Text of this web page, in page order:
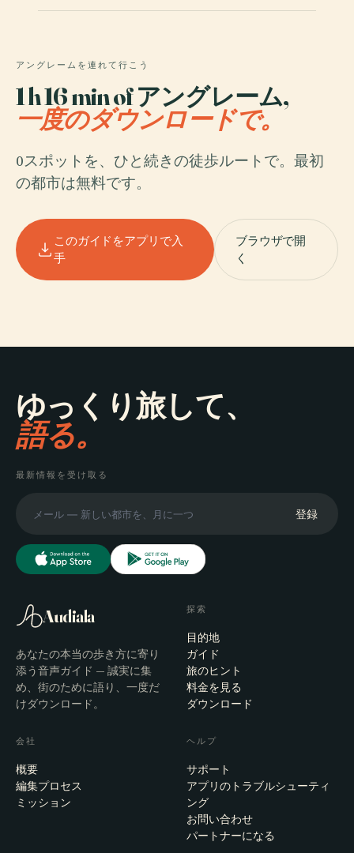
アングレームを連れて行こう
1 h 16 min of アングレーム,
一度のダウンロードで。
0スポットを、ひと続きの徒歩ルートで。最初
の都市は無料です。
このガイドをアプリで入
手
ブラウザで開
く
ゆっくり旅して、
語る。
最新情報を受け取る
登録
Audiala
あなたの本当の歩き方に寄り
添う音声ガイド — 誠実に集
め、街のために語り、一度だ
けダウンロード。
探索
目的地
ガイド
旅のヒント
料金を見る
ダウンロード
会社
概要
編集プロセス
ミッション
ヘルプ
サポート
アプリのトラブルシューティ
ング
お問い合わせ
パートナーになる